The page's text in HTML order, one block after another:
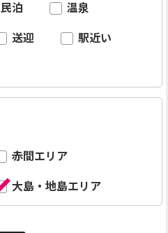
民泊 温泉
送迎 駅近い
赤間エリア
大島・地島エリア